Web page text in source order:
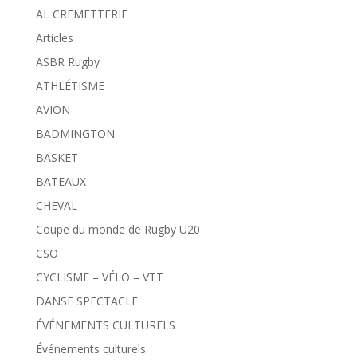
AL CREMETTERIE
Articles
ASBR Rugby
ATHLÉTISME
AVION
BADMINGTON
BASKET
BATEAUX
CHEVAL
Coupe du monde de Rugby U20
CSO
CYCLISME – VÉLO – VTT
DANSE SPECTACLE
ÉVÉNEMENTS CULTURELS
Événements culturels